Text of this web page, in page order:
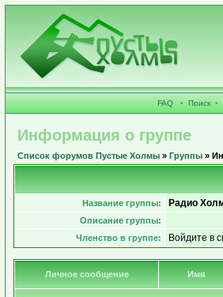
FAQ • Поиск •
Информация о группе
Список форумов Пустые Холмы » Группы »
Название группы: Радио
Описание группы:
Членство в группе:
Войдите в
Личное сообщение Имя